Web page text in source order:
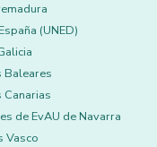
(UNED)
Baleares
Canarias
de EvAU de Navarra
Vasco